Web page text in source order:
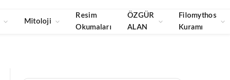
Mitoloji
Resim
Okumaları
ÖZGÜR
ALAN
Filomythos
Kuramı